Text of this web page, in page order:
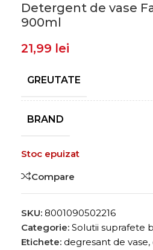
Detergent de vase
900ml
21,99 lei
GREUTATE
BRAND
Stoc epuizat
Compare
SKU: 8001090502216
Categorie: Solutii suprafete
Etichete: degresant de vase,